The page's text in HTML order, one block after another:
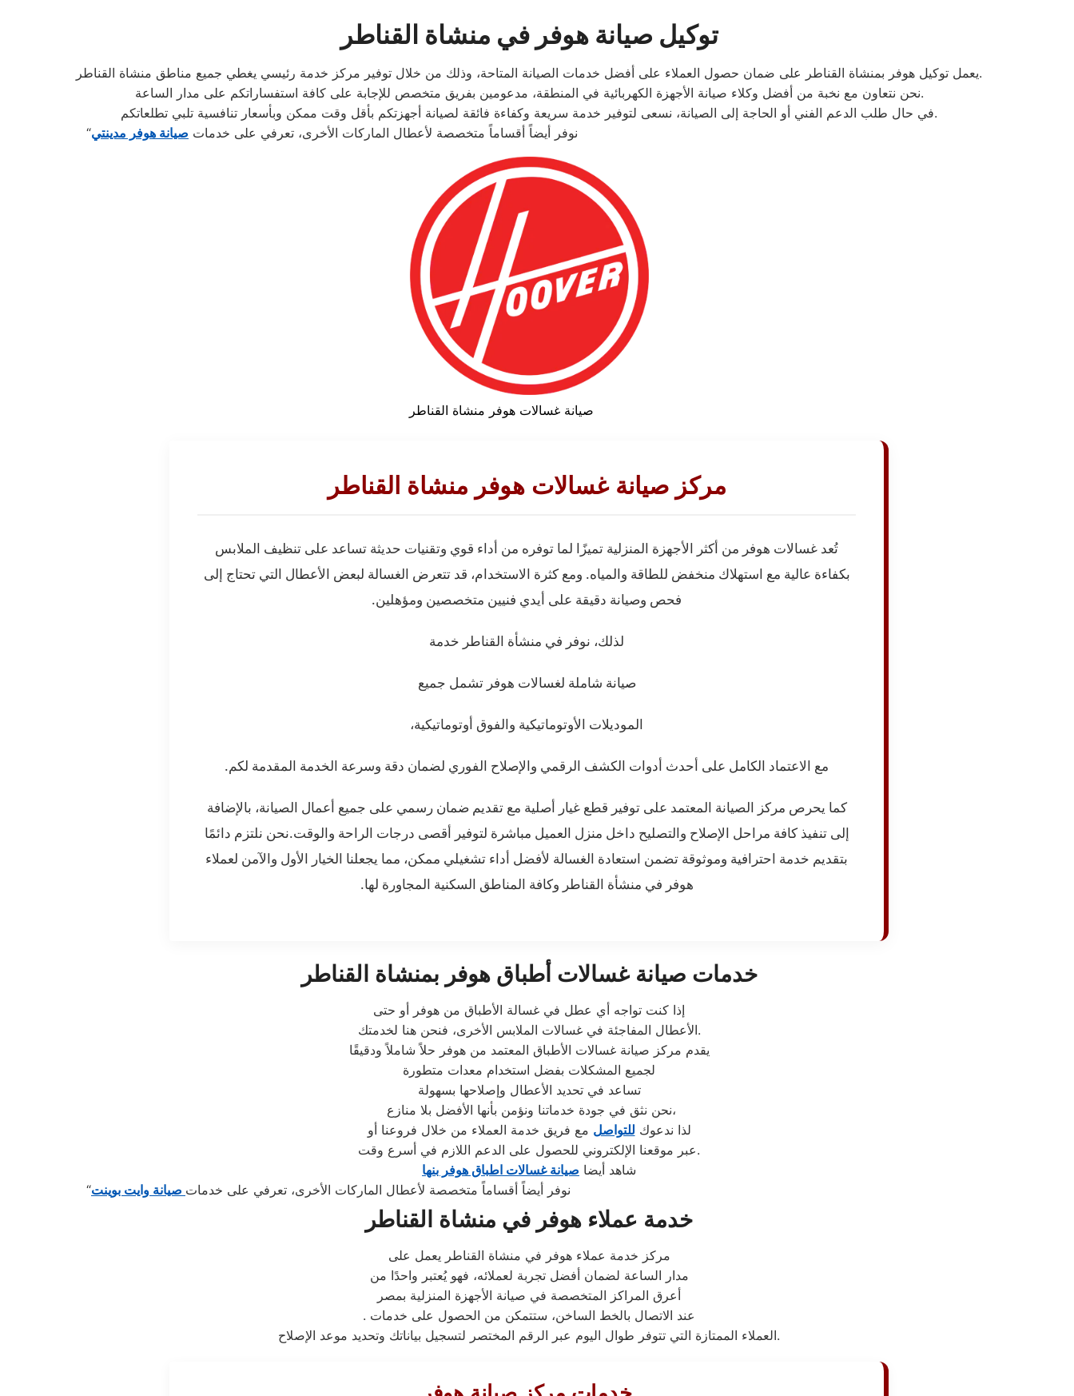
توكيل صيانة هوفر في منشاة القناطر
يعمل توكيل هوفر بمنشاة القناطر على ضمان حصول العملاء على أفضل خدمات الصيانة المتاحة، وذلك من خلال توفير مركز خدمة رئيسي يغطي جميع مناطق منشاة القناطر.
نحن نتعاون مع نخبة من أفضل وكلاء صيانة الأجهزة الكهربائية في المنطقة، مدعومين بفريق متخصص للإجابة على كافة استفساراتكم على مدار الساعة.
في حال طلب الدعم الفني أو الحاجة إلى الصيانة، نسعى لتوفير خدمة سريعة وكفاءة فائقة لصيانة أجهزتكم بأقل وقت ممكن وبأسعار تنافسية تلبي تطلعاتكم.
“نوفر أيضاً أقساماً متخصصة لأعطال الماركات الأخرى، تعرفي على خدمات صيانة هوفر مدينتي
صيانة غسالات هوفر منشاة القناطر
مركز صيانة غسالات هوفر منشاة القناطر
تُعد غسالات هوفر من أكثر الأجهزة المنزلية تميزًا لما توفره من أداء قوي وتقنيات حديثة تساعد على تنظيف الملابس
بكفاءة عالية مع استهلاك منخفض للطاقة والمياه. ومع كثرة الاستخدام، قد تتعرض الغسالة لبعض الأعطال التي تحتاج إلى
فحص وصيانة دقيقة على أيدي فنيين متخصصين ومؤهلين.
لذلك، نوفر في منشأة القناطر خدمة
صيانة شاملة لغسالات هوفر تشمل جميع
الموديلات الأوتوماتيكية والفوق أوتوماتيكية،
مع الاعتماد الكامل على أحدث أدوات الكشف الرقمي والإصلاح الفوري لضمان دقة وسرعة الخدمة المقدمة لكم.
كما يحرص مركز الصيانة المعتمد على توفير قطع غيار أصلية مع تقديم ضمان رسمي على جميع أعمال الصيانة، بالإضافة
إلى تنفيذ كافة مراحل الإصلاح والتصليح داخل منزل العميل مباشرة لتوفير أقصى درجات الراحة والوقت.نحن نلتزم دائمًا
بتقديم خدمة احترافية وموثوقة تضمن استعادة الغسالة لأفضل أداء تشغيلي ممكن، مما يجعلنا الخيار الأول والآمن لعملاء
هوفر في منشأة القناطر وكافة المناطق السكنية المجاورة لها.
خدمات صيانة غسالات أطباق هوفر بمنشاة القناطر
إذا كنت تواجه أي عطل في غسالة الأطباق من هوفر أو حتى
الأعطال المفاجئة في غسالات الملابس الأخرى، فنحن هنا لخدمتك.
يقدم مركز صيانة غسالات الأطباق المعتمد من هوفر حلاً شاملاً ودقيقًا
لجميع المشكلات بفضل استخدام معدات متطورة
تساعد في تحديد الأعطال وإصلاحها بسهولة
نحن نثق في جودة خدماتنا ونؤمن بأنها الأفضل بلا منازع،
لذا ندعوك للتواصل مع فريق خدمة العملاء من خلال فروعنا أو
عبر موقعنا الإلكتروني للحصول على الدعم اللازم في أسرع وقت.
شاهد أيضا صيانة غسالات اطباق هوفر بنها
“نوفر أيضاً أقساماً متخصصة لأعطال الماركات الأخرى، تعرفي على خدمات صيانة وايت بوينت
خدمة عملاء هوفر في منشاة القناطر
مركز خدمة عملاء هوفر في منشاة القناطر يعمل على
مدار الساعة لضمان أفضل تجربة لعملائه، فهو يُعتبر واحدًا من
أعرق المراكز المتخصصة في صيانة الأجهزة المنزلية بمصر
. عند الاتصال بالخط الساخن، ستتمكن من الحصول على خدمات
العملاء الممتازة التي تتوفر طوال اليوم عبر الرقم المختصر لتسجيل بياناتك وتحديد موعد الإصلاح.